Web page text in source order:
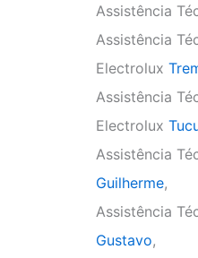
Assistência
Assistência
Electrolux
Assistência
Electrolux
Assistência
Guilherme,
Assistência
Gustavo,